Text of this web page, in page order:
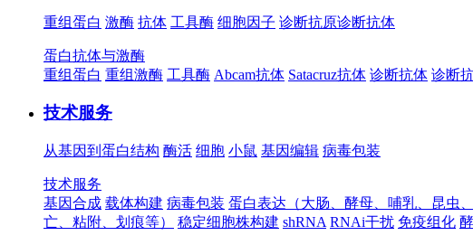
重组蛋白 激酶 抗体 工具酶 细胞因子 诊断抗原诊断抗体
蛋白抗体与激酶
重组蛋白 重组激酶 工具酶 Abcam抗体 Satacruz抗体 诊断抗体 诊断
技术服务
从基因到蛋白结构 酶活 细胞 小鼠 基因编辑 病毒包装
技术服务
基因合成 载体构建 病毒包装 蛋白表达（大肠、酵母、哺乳、昆虫、
亡、粘附、划痕等）
稳定细胞株构建 shRNA RNAi干扰 免疫组化